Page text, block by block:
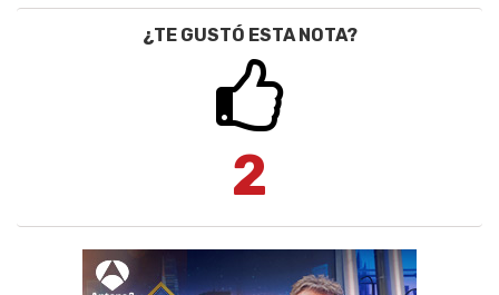
¿TE GUSTÓ ESTA NOTA?
2